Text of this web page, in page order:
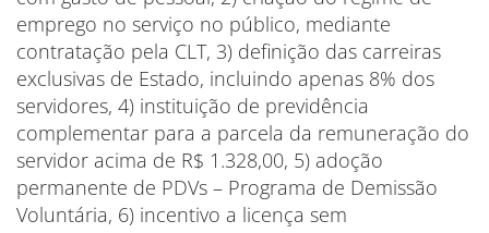
emprego no serviço no público, mediante
contratação pela CLT, 3) definição das carreiras
exclusivas de Estado, incluindo apenas 8% dos
servidores, 4) instituição de previdência
complementar para a parcela da remuneração do
servidor acima de R$ 1.328,00, 5) adoção
permanente de PDVs – Programa de Demissão
Voluntária, 6) incentivo a licença sem